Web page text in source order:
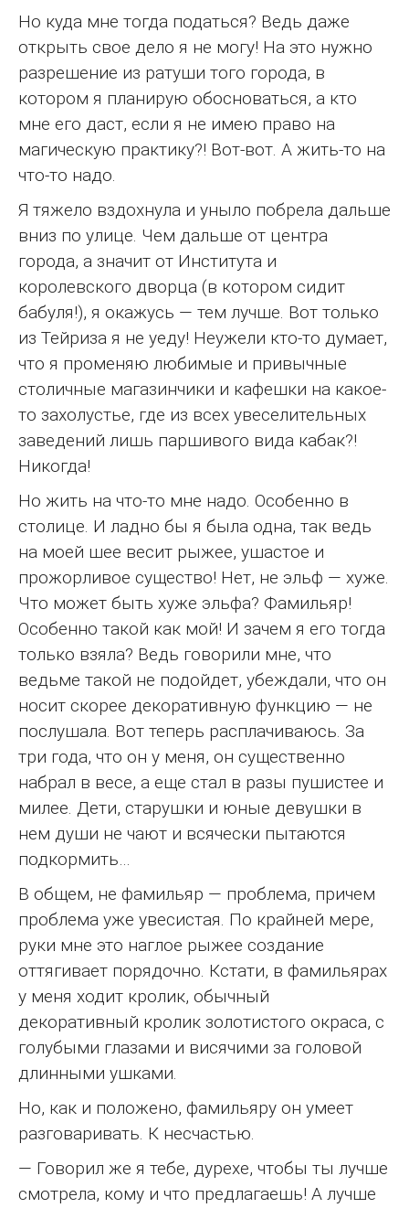
Но куда мне тогда податься? Ведь даже
открыть свое дело я не могу! На это нужно
разрешение из ратуши того города, в
котором я планирую обосноваться, а кто
мне его даст, если я не имею право на
магическую практику?! Вот-вот. А жить-то на
что-то надо.
Я тяжело вздохнула и уныло побрела дальше
вниз по улице. Чем дальше от центра
города, а значит от Института и
королевского дворца (в котором сидит
бабуля!), я окажусь — тем лучше. Вот только
из Тейриза я не уеду! Неужели кто-то думает,
что я променяю любимые и привычные
столичные магазинчики и кафешки на какое-
то захолустье, где из всех увеселительных
заведений лишь паршивого вида кабак?!
Никогда!
Но жить на что-то мне надо. Особенно в
столице. И ладно бы я была одна, так ведь
на моей шее весит рыжее, ушастое и
прожорливое существо! Нет, не эльф — хуже.
Что может быть хуже эльфа? Фамильяр!
Особенно такой как мой! И зачем я его тогда
только взяла? Ведь говорили мне, что
ведьме такой не подойдет, убеждали, что он
носит скорее декоративную функцию — не
послушала. Вот теперь расплачиваюсь. За
три года, что он у меня, он существенно
набрал в весе, а еще стал в разы пушистее и
милее. Дети, старушки и юные девушки в
нем души не чают и всячески пытаются
подкормить…
В общем, не фамильяр — проблема, причем
проблема уже увесистая. По крайней мере,
руки мне это наглое рыжее создание
оттягивает порядочно. Кстати, в фамильярах
у меня ходит кролик, обычный
декоративный кролик золотистого окраса, с
голубыми глазами и висячими за головой
длинными ушками.
Но, как и положено, фамильяру он умеет
разговаривать. К несчастью.
— Говорил же я тебе, дурехе, чтобы ты лучше
смотрела, кому и что предлагаешь! А лучше